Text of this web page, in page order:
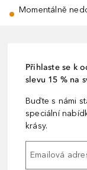
Momentálně
Přihlaste se k
slevu 15 % na
Buďte s námi
speciální
krásy.
Emailová